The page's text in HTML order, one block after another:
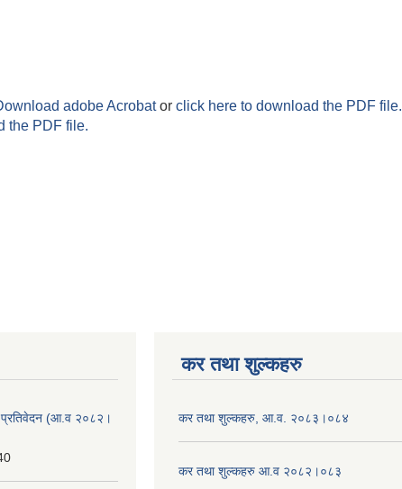
adobe Acrobator click here to download the PDF file.
the PDF file.
प्रतिवेदन (आ.व २०८२।
कर तथा शुल्कहरु
कर तथा शुल्कहरु, आ.व. २०८३।०८४
कर तथा शुल्कहरु आ.व २०८२।०८३